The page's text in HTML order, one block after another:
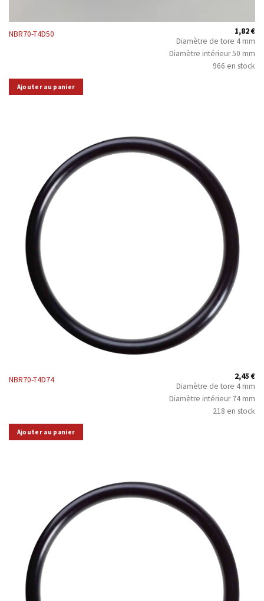
NBR70-T4D50 1,82€
Diamètre de tore 4 mm
Diamètre intérieur 50 mm
966 en stock
Ajouter au panier
NBR70-T4D74 2,45€
Diamètre de tore 4 mm
Diamètre intérieur 74 mm
218 en stock
Ajouter au panier